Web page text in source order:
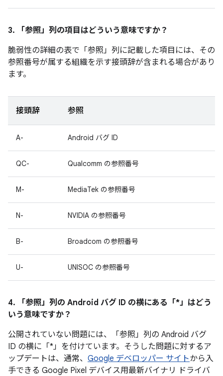
3. 「参照」 列の項目はどういう意味ですか？
脆弱性の詳細の表で「参照」 列に記載した項目には、その
参照番号が属する組織を示す接頭辞が含まれる場合があり
ます。
接頭辞 参照
A- Android バグ ID
QC- Qualcomm の参照番号
M- MediaTek の参照番号
N- NVIDIA の参照番号
B- Broadcom の参照番号
U- UNISOC の参照番号
4. 「参照」 列の Android バグ ID の横にある「*」はどう
いう意味ですか？
公開されていない問題には、「参照」列の Android バグ
ID の横に「*」を付けています。そうした問題に対するア
ップデートは、通常、 Google デベロッパー サイトから入
手できる Google Pixel デバイス用最新バイナリ ドライバ